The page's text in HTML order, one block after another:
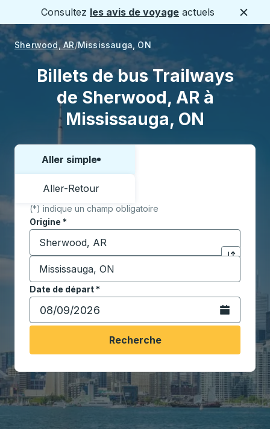
Consultez les avis de voyage actuels
Sherwood, AR Mississauga, ON
Billets de bus Trailways
de Sherwood, AR à
Mississauga, ON
Choisissez un sens ou un aller-retour:
Aller simple
Aller-Retour
(*) indique un champ obligatoire
Origine *
Commencez à saisir la ville d'origine pour ouvrir
Cliquez
Destination*
Commencez à saisir la ville de destination pour
Date de départ*
Tapez la date au format date Barre oblique du mois à
Ouvrez le
Recherche
Voyager en toute simplicité avec